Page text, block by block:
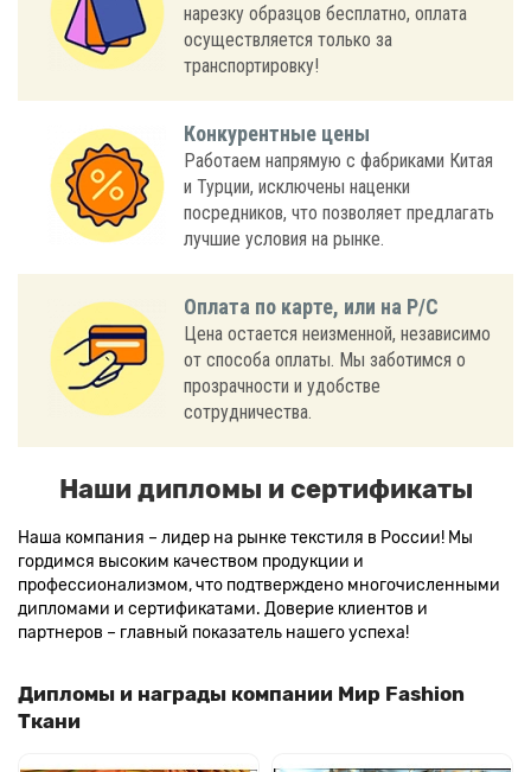
нарезку образцов бесплатно, оплата
осуществляется только за
транспортировку!
Конкурентные цены
Работаем напрямую с фабриками Китая
и Турции, исключены наценки
посредников, что позволяет предлагать
лучшие условия на рынке.
Оплата по карте, или на Р/С
Цена остается неизменной, независимо
от способа оплаты. Мы заботимся о
прозрачности и удобстве
сотрудничества.
Наши дипломы и сертификаты
Наша компания – лидер на рынке текстиля в России! Мы
гордимся высоким качеством продукции и
профессионализмом, что подтверждено многочисленными
дипломами и сертификатами. Доверие клиентов и
партнеров – главный показатель нашего успеха!
Дипломы и награды компании Мир Fashion
Ткани